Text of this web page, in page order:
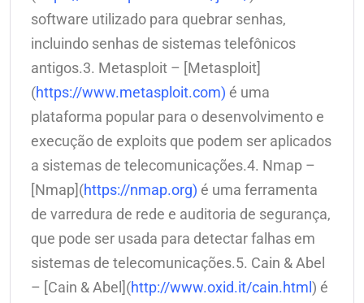
software utilizado para quebrar senhas,
incluindo senhas de sistemas telefônicos
antigos.3. Metasploit – [Metasploit]
(https://www.metasploit.com) é uma
plataforma popular para o desenvolvimento e
execução de exploits que podem ser aplicados
a sistemas de telecomunicações.4. Nmap –
[Nmap](https://nmap.org) é uma ferramenta
de varredura de rede e auditoria de segurança,
que pode ser usada para detectar falhas em
sistemas de telecomunicações.5. Cain & Abel
– [Cain & Abel](http://www.oxid.it/cain.html ) é